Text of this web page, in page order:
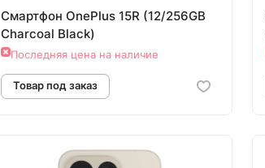
Смартфон OnePlus 15R (12/256GB
Charcoal Black)
Последняя цена на наличие